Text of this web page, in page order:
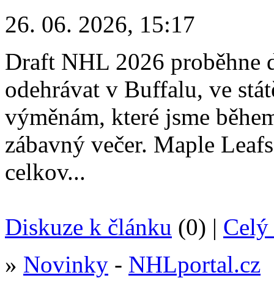
26. 06. 2026, 15:17
Draft NHL 2026 proběhne
odehrávat v Buffalu, ve
výměnám, které jsme
zábavný večer. Maple
celkov...
Diskuze k článku (0) | Celý
» Novinky - NHLportal.cz